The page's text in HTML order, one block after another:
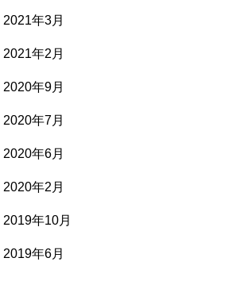
2021年3月
2021年2月
2020年9月
2020年7月
2020年6月
2020年2月
2019年10月
2019年6月